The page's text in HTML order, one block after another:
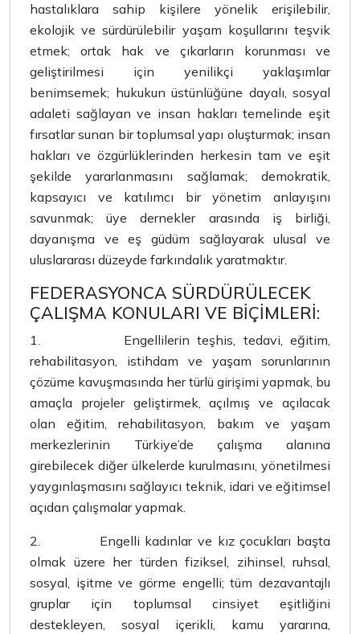
hastalıklara sahip kişilere yönelik erişilebilir,
ekolojik ve sürdürülebilir yaşam koşullarını teşvik
etmek; ortak hak ve çıkarların korunması ve
geliştirilmesi için yenilikçi yaklaşımlar
benimsemek; hukukun üstünlüğüne dayalı, sosyal
adaleti sağlayan ve insan hakları temelinde eşit
fırsatlar sunan bir toplumsal yapı oluşturmak; insan
hakları ve özgürlüklerinden herkesin tam ve eşit
şekilde yararlanmasını sağlamak; demokratik,
kapsayıcı ve katılımcı bir yönetim anlayışını
savunmak; üye dernekler arasında iş birliği,
dayanışma ve eş güdüm sağlayarak ulusal ve
uluslararası düzeyde farkındalık yaratmaktır.
FEDERASYONCA SÜRDÜRÜLECEK
ÇALIŞMA KONULARI VE BİÇİMLERİ:
1.
Engellilerin teşhis, tedavi, eğitim,
rehabilitasyon, istihdam ve yaşam sorunlarının
çözüme kavuşmasında her türlü girişimi yapmak, bu
amaçla projeler geliştirmek, açılmış ve açılacak
olan eğitim, rehabilitasyon, bakım ve yaşam
merkezlerinin Türkiye’de çalışma alanına
girebilecek diğer ülkelerde kurulmasını, yönetilmesi
yaygınlaşmasını sağlayıcı teknik, idari ve eğitimsel
açıdan çalışmalar yapmak.
2.
Engelli kadınlar ve kız çocukları başta
olmak üzere her türden fiziksel, zihinsel, ruhsal,
sosyal, işitme ve görme engelli; tüm dezavantajlı
gruplar için toplumsal cinsiyet eşitliğini
destekleyen, sosyal içerikli, kamu yararına,